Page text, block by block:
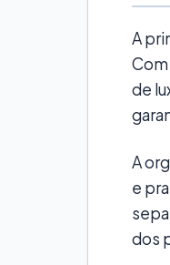
A
de
A
e
dos